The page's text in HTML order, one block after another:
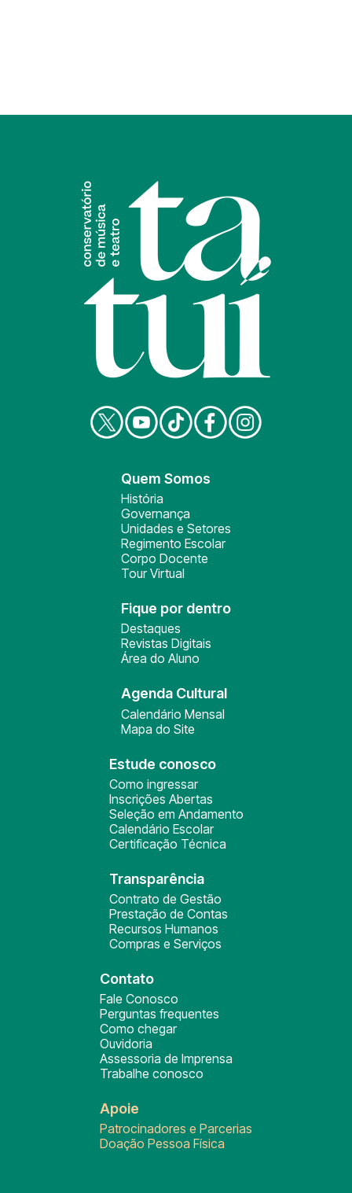
Quem Somos
História
Governança
Unidades e Setores
Regimento Escolar
Corpo Docente
Tour Virtual
Fique por dentro
Destaques
Revistas Digitais
Área do Aluno
Agenda Cultural
Calendário Mensal
Mapa do Site
Estude conosco
Como ingressar
Inscrições Abertas
Seleção em Andamento
Calendário Escolar
Certificação Técnica
Transparência
Contrato de Gestão
Prestação de Contas
Recursos Humanos
Compras e Serviços
Contato
Fale Conosco
Perguntas frequentes
Como chegar
Ouvidoria
Assessoria de Imprensa
Trabalhe conosco
Apoie
Patrocinadores e Parcerias
Doação Pessoa Física